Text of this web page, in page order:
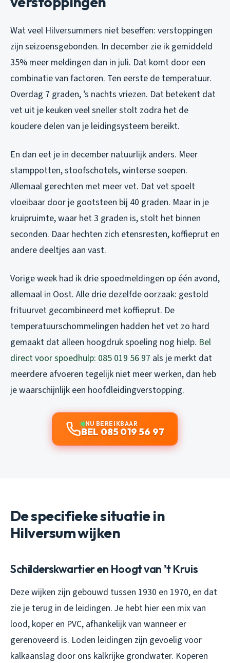
Wat veel Hilversummers niet beseffen: verstoppingen
zijn seizoensgebonden. In december zie ik gemiddeld
35% meer meldingen dan in juli. Dat komt door een
combinatie van factoren. Ten eerste de temperatuur.
Overdag 7 graden, ’s nachts vriezen. Dat betekent dat
vet uit je keuken veel sneller stolt zodra het de
koudere delen van je leidingsysteem bereikt.
En dan eet je in december natuurlijk anders. Meer
stamppotten, stoofschotels, winterse soepen.
Allemaal gerechten met meer vet. Dat vet spoelt
vloeibaar door je gootsteen bij 40 graden. Maar in je
kruipruimte, waar het 3 graden is, stolt het binnen
seconden. Daar hechten zich etensresten, koffieprut en
andere deeltjes aan vast.
Vorige week had ik drie spoedmeldingen op één avond,
allemaal in Oost. Alle drie dezelfde oorzaak: gestold
frituurvet gecombineerd met koffieprut. De
temperatuurschommelingen hadden het vet zo hard
gemaakt dat alleen hoogdruk spoeling nog hielp. Bel
direct voor spoedhulp: 085 019 56 97 als je merkt dat
meerdere afvoeren tegelijk niet meer werken, dan heb
je waarschijnlijk een hoofdleidingverstopping.
NU BEREIKBAAR
BEL 085 019 56 97
De specifieke situatie in
Hilversum wijken
Schilderskwartier en Hoogt van ’t Kruis
Deze wijken zijn gebouwd tussen 1930 en 1970, en dat
zie je terug in de leidingen. Je hebt hier een mix van
lood, koper en PVC, afhankelijk van wanneer er
gerenoveerd is. Loden leidingen zijn gevoelig voor
kalkaanslag door ons kalkrijke grondwater. Koperen